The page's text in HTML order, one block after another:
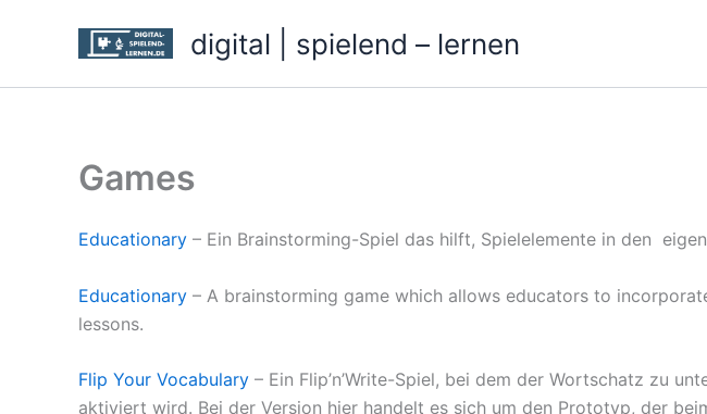
digital | spielend – lernen
Games
Educationary – Ein Brainstorming-Spiel das hilft, Spielelemente in den
Educationary – A brainstorming game which allows educators to
lessons.
Flip Your Vocabulary – Ein Flip’n’Write-Spiel, bei dem der Wortschatz zu
aktiviert wird. Bei der Version hier handelt es sich um den Prototyp, der